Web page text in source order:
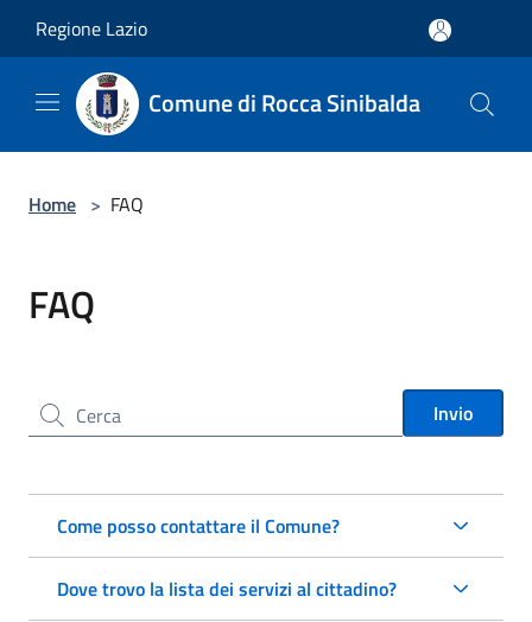
Regione Lazio
Comune di Rocca Sinibalda
Home > FAQ
FAQ
Cerca nel sito Invio
Come posso contattare il Comune?
Dove trovo la lista dei servizi al cittadino?